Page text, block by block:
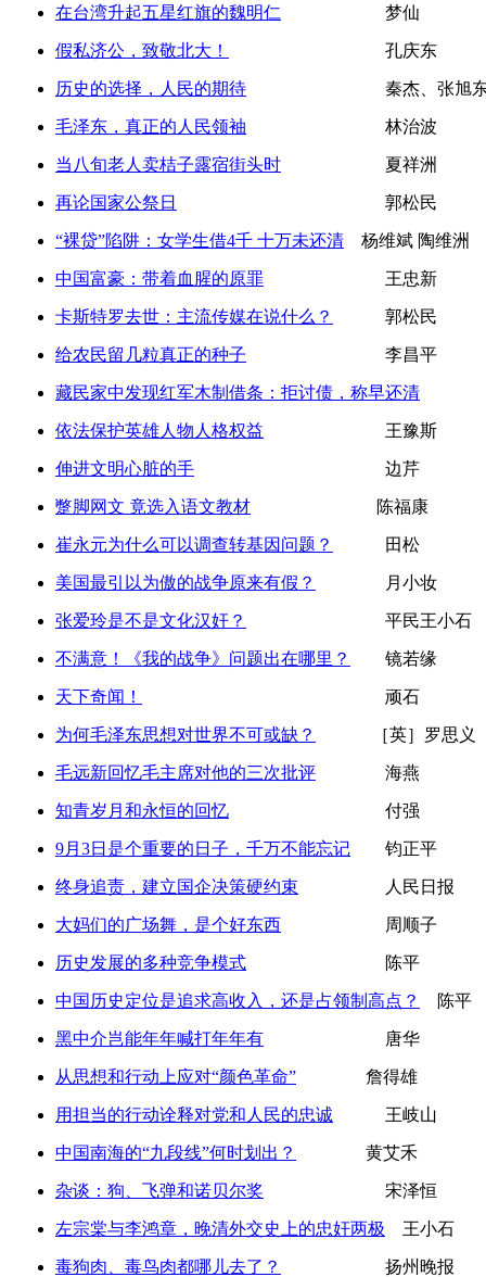
在台湾升起五星红旗的魏明仁 梦仙
假私济公，致敬北大！ 孔庆东
历史的选择，人民的期待 秦杰、张旭东
毛泽东，真正的人民领袖 林治波
当八旬老人卖桔子露宿街头时 夏祥洲
再论国家公祭日 郭松民
“裸贷”陷阱：女学生借4千 十万未还清 杨维斌 陶维洲
中国富豪：带着血腥的原罪 王忠新
卡斯特罗去世：主流传媒在说什么？ 郭松民
给农民留几粒真正的种子 李昌平
藏民家中发现红军木制借条：拒讨债，称早还清
依法保护英雄人物人格权益 王豫斯
伸进文明心脏的手 边芹
蹩脚网文 竟选入语文教材 陈福康
崔永元为什么可以调查转基因问题？ 田松
美国最引以为傲的战争原来有假？ 月小妆
张爱玲是不是文化汉奸？ 平民王小石
不满意！《我的战争》问题出在哪里？ 镜若缘
天下奇闻！ 顽石
为何毛泽东思想对世界不可或缺？ ［英］罗思义
毛远新回忆毛主席对他的三次批评 海燕
知青岁月和永恒的回忆 付强
9月3日是个重要的日子，千万不能忘记 钧正平
终身追责，建立国企决策硬约束 人民日报
大妈们的广场舞，是个好东西 周顺子
历史发展的多种竞争模式 陈平
中国历史定位是追求高收入，还是占领制高点？ 陈平
黑中介岂能年年喊打年年有 唐华
从思想和行动上应对“颜色革命” 詹得雄
用担当的行动诠释对党和人民的忠诚 王岐山
中国南海的“九段线”何时划出？ 黄艾禾
杂谈：狗、飞弹和诺贝尔奖 宋泽恒
左宗棠与李鸿章，晚清外交史上的忠奸两极 王小石
毒狗肉、毒鸟肉都哪儿去了？ 扬州晚报